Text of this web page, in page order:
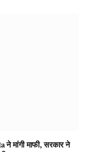
ने मांगी माफी, सरकार ने